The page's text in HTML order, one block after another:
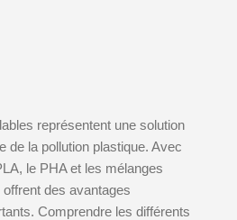
représentent une solution
de la pollution plastique. Avec
le PHA et les mélanges
des avantages
Comprendre les différents